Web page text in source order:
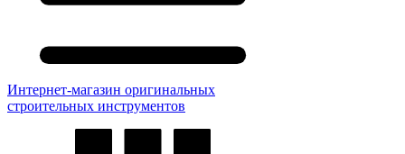
Интернет-магазин оригинальных
строительных инструментов